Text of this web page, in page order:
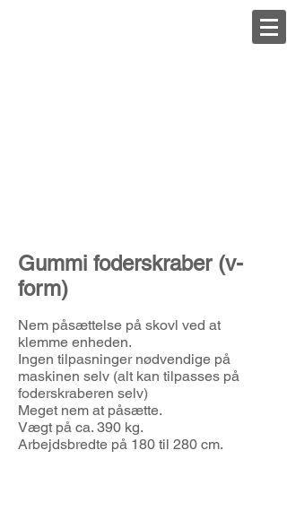
Gummi foderskraber (v-
form)
Nem påsættelse på skovl ved at
klemme enheden.
Ingen tilpasninger nødvendige på
maskinen selv (alt kan tilpasses på
foderskraberen selv)
Meget nem at påsætte.
Vægt på ca. 390 kg.
Arbejdsbredte på 180 til 280 cm.